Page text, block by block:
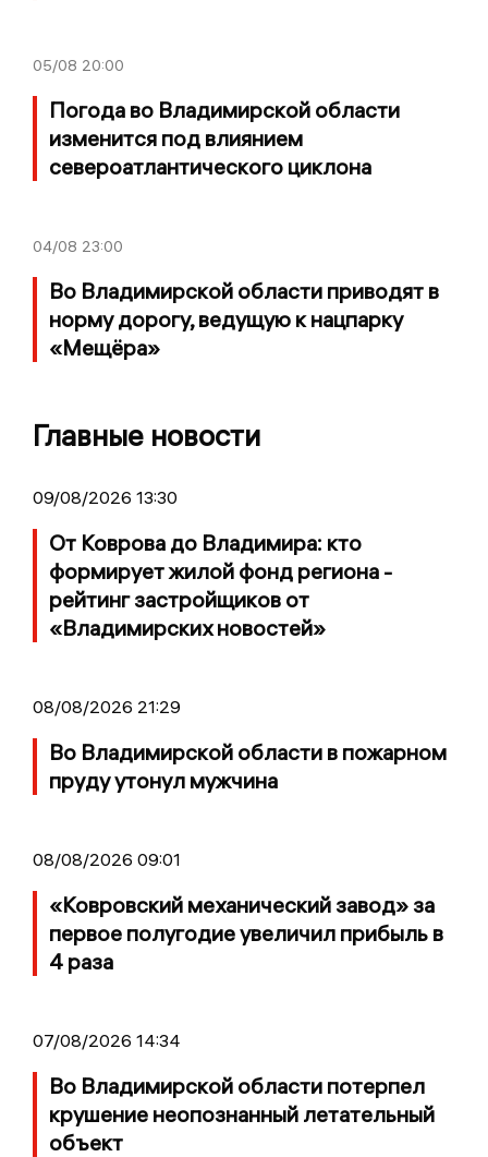
05/08 20:00
Погода во Владимирской области
изменится под влиянием
североатлантического циклона
04/08 23:00
Во Владимирской области приводят в
норму дорогу, ведущую к нацпарку
«Мещёра»
Главные новости
09/08/2026 13:30
От Коврова до Владимира: кто
формирует жилой фонд региона -
рейтинг застройщиков от
«Владимирских новостей»
08/08/2026 21:29
Во Владимирской области в пожарном
пруду утонул мужчина
08/08/2026 09:01
«Ковровский механический завод» за
первое полугодие увеличил прибыль в
4 раза
07/08/2026 14:34
Во Владимирской области потерпел
крушение неопознанный летательный
объект